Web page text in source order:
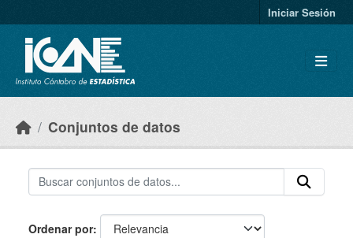
Iniciar Sesión
Conjuntos de datos
Ordenar por